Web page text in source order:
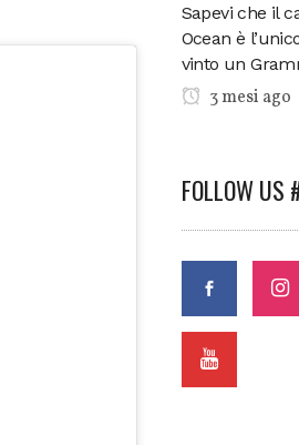
Sapevi che il
Ocean è
vinto un
3 mesi ago
FOLLOW US